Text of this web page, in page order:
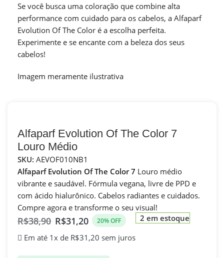
Se você busca uma coloração que combine alta
performance com cuidado para os cabelos, a Alfaparf
Evolution Of The Color é a escolha perfeita.
Experimente e se encante com a beleza dos seus
cabelos!
Imagem meramente ilustrativa
Alfaparf Evolution Of The Color 7
Louro Médio
SKU: AEVOF010NB1
Alfaparf Evolution Of The Color 7 Louro médio
vibrante e saudável. Fórmula vegana, livre de PPD e
com ácido hialurônico. Cabelos radiantes e cuidados.
Compre agora e transforme o seu visual!
R$38,90 R$31,20 20% OFF
Em até 1x de R$31,20 sem juros
2 em estoque